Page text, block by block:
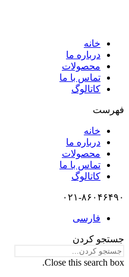
خانه
درباره ما
محصولات
تماس با ما
کاتالوگ
فهرست
خانه
درباره ما
محصولات
تماس با ما
کاتالوگ
۰۲۱-۸۶۰۴۶۴۹۰
فارسی
جستجو کردن
Close this search box.